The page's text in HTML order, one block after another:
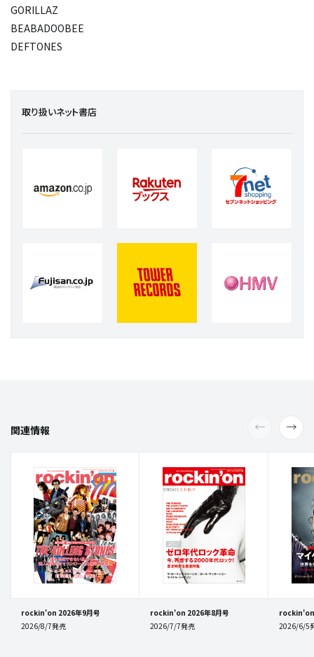
GORILLAZ
BEABADOOBEE
DEFTONES
取り扱いネット書店
関連情報
rockin'on 2026年9月号
2026/8/7発売
rockin'on 2026年8月号
2026/7/7発売
rockin'on
2026/6/5